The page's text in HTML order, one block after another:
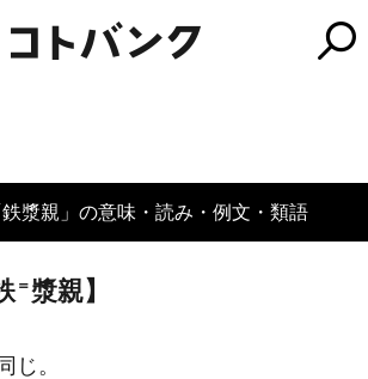
鉄漿親」の意味・読み・例文・類語
＝漿親】
じ。